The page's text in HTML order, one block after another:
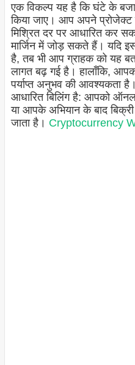
एक विकल्प यह है कि घंटे के बजाय
किया जाए। आप अपने प्रोजेक्ट
मिश्रित दर पर आधारित कर
मार्जिन में जोड़ सकते हैं। यदि
है, तब भी आप ग्राहक को यह
लागत बढ़ गई है। हालाँकि,
पर्याप्त अनुभव की आवश्यकता
आधारित बिलिंग है: आपको
या आपके अभियान के बाद
जाता है। Cryptocurrency